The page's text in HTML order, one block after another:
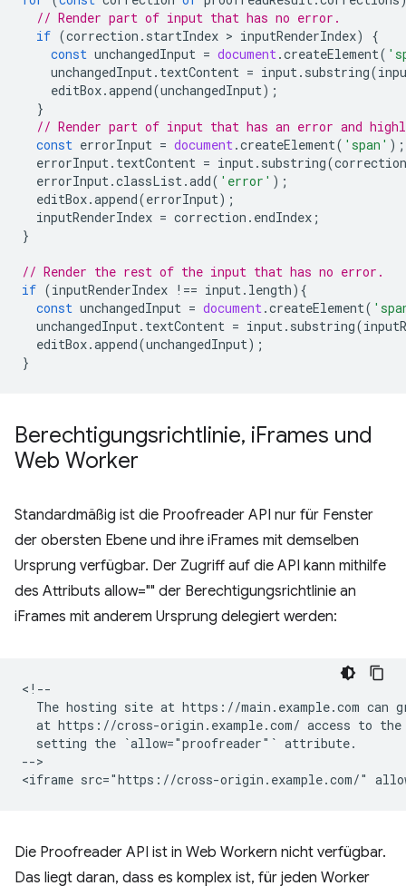
// Render part of input that has no error.
if (correction . startIndex > inputRenderIndex)
{
const unchangedInput = document.createElement(
unchangedInput. textContent = input. substring(
editBox.append(unchangedInput);
}
// Render part of input that has an error and
const errorInput = document.createElement( 'span' );
errorInput. textContent = input. substring(correction
errorInput.classList.add( 'error' );
editBox.append(errorInput);
inputRenderIndex = correction . endIndex ;
}
// Render the rest of the input that has no error.
if (inputRenderIndex !== input. length){
const unchangedInput = document.createElement(
unchangedInput. textContent = input. substring(
editBox.append(unchangedInput);
}
Berechtigungsrichtlinie, iFrames und
Web Worker
Standardmäßig ist die Proofreader API nur für Fenster
der obersten Ebene und ihre iFrames mit demselben
Ursprung verfügbar. Der Zugriff auf die API kann mithilfe
des Attributs allow="" der Berechtigungsrichtlinie an
iFrames mit anderem Ursprung delegiert werden:
<!--
The hosting site at https://main.example.com can
at https://cross-origin.example.com/ access to
  setting the `allow="proofreader"` attribute.
-->
Die Proofreader API ist in Web Workern nicht verfügbar.
Das liegt daran, dass es komplex ist, für jeden Worker